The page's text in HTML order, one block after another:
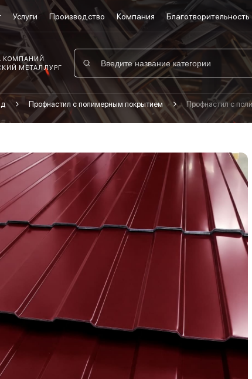
Услуги Производство Компания Благотворительность
КОМПАНИЙ
МЕТАЛЛУРГ
Профнастил с полимерным покрытием Профнастил с